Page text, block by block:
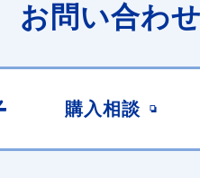
お問い合わせ
購入相談